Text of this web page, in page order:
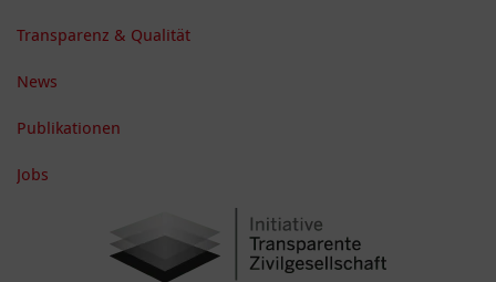
Transparenz & Qualität
News
Publikationen
Jobs